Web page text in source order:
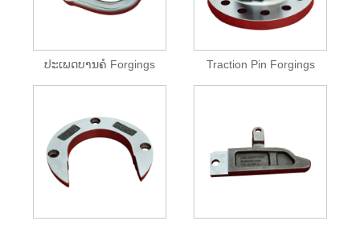
ປະເພດບານຄໍ Forgings Traction Pin Forgings